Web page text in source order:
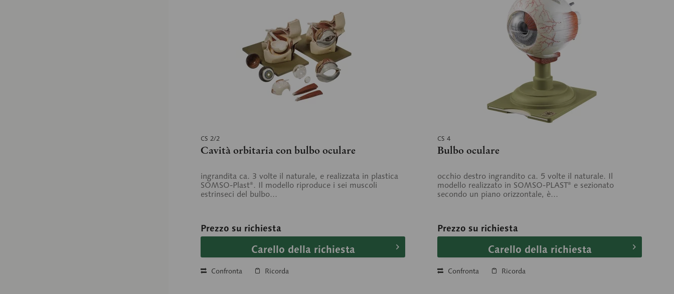
CS 2/2
Cavità orbitaria con bulbo oculare
ingrandita ca. 3 volte il naturale, e realizzata in plastica
SOMSO-Plast®. Il modello riproduce i sei muscoli
estrinseci del bulbo...
Prezzo su richiesta
Carello della richiesta
Confronta Ricorda
CS 4
Bulbo oculare
occhio destro ingrandito ca. 5 volte il naturale. Il
modello realizzato in SOMSO-PLAST® e sezionato
secondo un piano orizzontale, è...
Prezzo su richiesta
Carello della richiesta
Confronta Ricorda